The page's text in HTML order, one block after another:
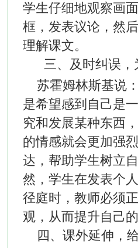
学生仔细地观察画
框，发表议论，然
理解课文。
三、及时纠误，
苏霍姆林斯基说
是希望感到自己是
究和发展某种东西
的情感就会更加强
达，帮助学生树立
然，学生在发表个
径庭时，教师必须
观，从而提升自己
四、课外延伸，